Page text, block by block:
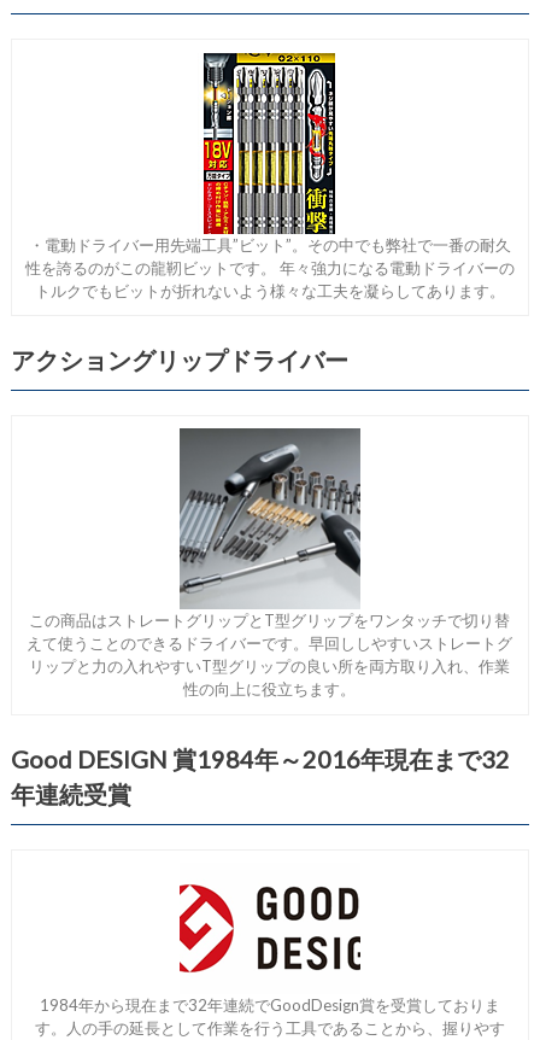
・電動ドライバー用先端工具”ビット”。その中でも弊社で一番の耐久
性を誇るのがこの龍靭ビットです。 年々強力になる電動ドライバーの
トルクでもビットが折れないよう様々な工夫を凝らしてあります。
アクショングリップドライバー
この商品はストレートグリップとT型グリップをワンタッチで切り替
えて使うことのできるドライバーです。早回ししやすいストレートグ
リップと力の入れやすいT型グリップの良い所を両方取り入れ、作業
性の向上に役立ちます。
Good DESIGN 賞1984年～2016年現在まで32
年連続受賞
1984年から現在まで32年連続でGoodDesign賞を受賞しておりま
す。人の手の延長として作業を行う工具であることから、握りやす